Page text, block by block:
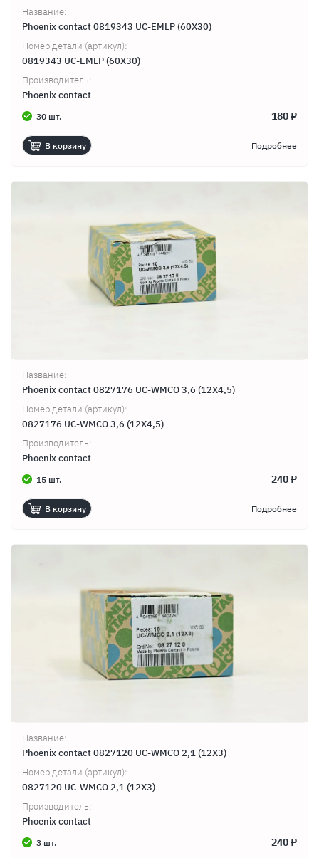
Название:
Phoenix contact 0819343 UC-EMLP (60X30)
Номер детали (артикул):
0819343 UC-EMLP (60X30)
Производитель:
Phoenix contact
30 шт. 180 ₽
В корзину Подробнее
Название:
Phoenix contact 0827176 UC-WMCO 3,6 (12X4,5)
Номер детали (артикул):
0827176 UC-WMCO 3,6 (12X4,5)
Производитель:
Phoenix contact
15 шт. 240 ₽
В корзину Подробнее
Название:
Phoenix contact 0827120 UC-WMCO 2,1 (12X3)
Номер детали (артикул):
0827120 UC-WMCO 2,1 (12X3)
Производитель:
Phoenix contact
3 шт. 240 ₽